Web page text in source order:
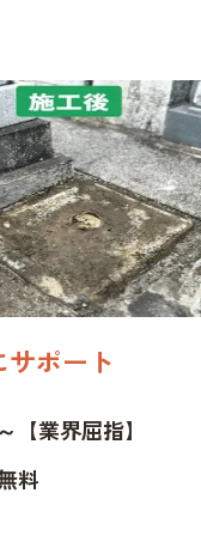
ポート
【業界屈指】
料